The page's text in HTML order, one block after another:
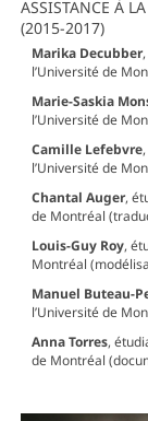
ASSISTANCE À
(2015-2017)
Marika Decubber
l’Université de
Marie-Saskia
l’Université de
Camille Lefebvre
l’Université de
Chantal Auger,
de Montréal
Louis-Guy Roy,
Montréal
Manuel Buteau-
l’Université de
Anna Torres,
de Montréal